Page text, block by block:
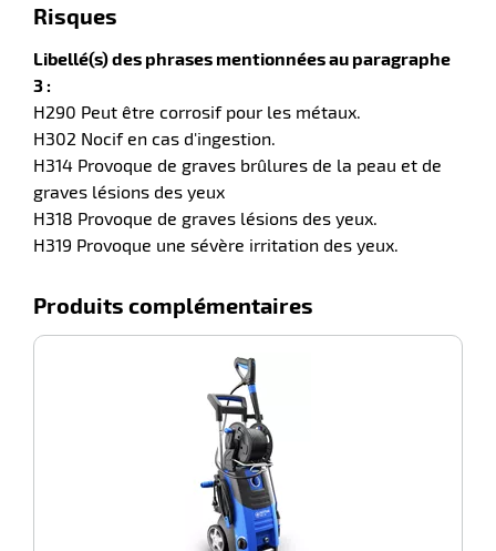
Risques
Libellé(s) des phrases mentionnées au paragraphe
3 :
H290 Peut être corrosif pour les métaux.
H302 Nocif en cas d'ingestion.
H314 Provoque de graves brûlures de la peau et de
graves lésions des yeux
H318 Provoque de graves lésions des yeux.
H319 Provoque une sévère irritation des yeux.
Produits complémentaires